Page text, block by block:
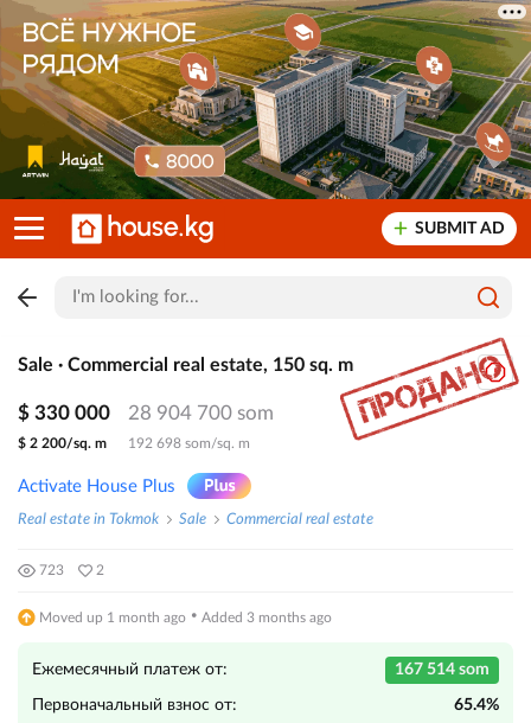
SUBMIT AD
Sale · Commercial real estate, 150 sq. m
$ 330 000 28 904 700 som
$ 2 200/sq. m 192 698 som/sq. m
Activate House Plus
Real estate in Tokmok Sale Commercial real estate
723 2
Moved up 1 month ago · Added 3 months ago
Ежемесячный платеж от: 167 514 som
Первоначальный взнос от: 65.4%